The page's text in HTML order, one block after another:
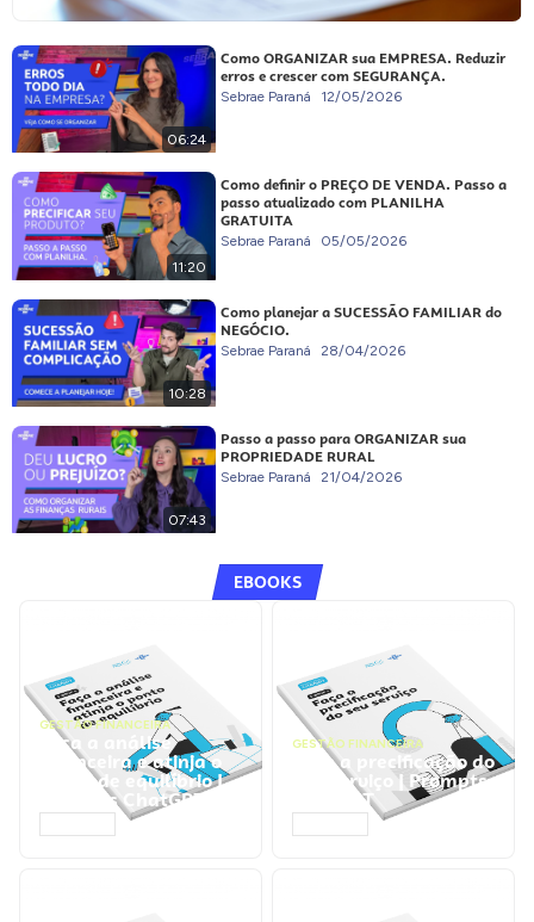
06:24
Como ORGANIZAR sua EMPRESA. Reduzir
erros e crescer com SEGURANÇA.
Sebrae Paraná 12/05/2026
11:20
Como definir o PREÇO DE VENDA. Passo a
passo atualizado com PLANILHA
GRATUITA
Sebrae Paraná 05/05/2026
10:28
Como planejar a SUCESSÃO FAMILIAR do
NEGÓCIO.
Sebrae Paraná 28/04/2026
07:43
Passo a passo para ORGANIZAR sua
PROPRIEDADE RURAL
Sebrae Paraná 21/04/2026
EBOOKS
GESTÃO FINANCEIRA
Faça a análise
financeira e atinja o
ponto de equilíbrio |
Prompts ChatGPT
GESTÃO FINANCEIRA
Faça a precificação do
seu serviço | Prompts
ChatGPT